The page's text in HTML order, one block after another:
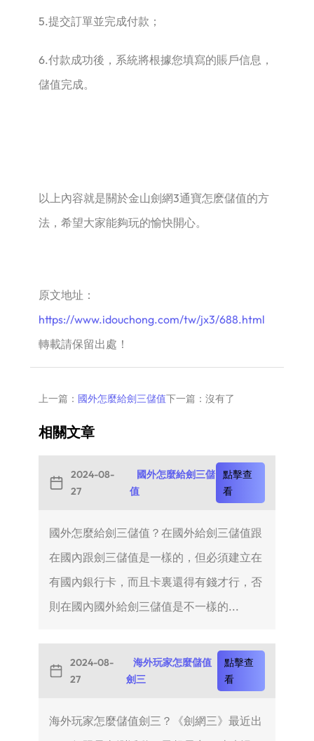
5.提交訂單並完成付款；
6.付款成功後，系統將根據您填寫的賬戶信息，
儲值完成。
以上內容就是關於金山劍網3通寶怎麽儲值的方
法，希望大家能夠玩的愉快開心。
原文地址：
https://www.idouchong.com/tw/jx3/688.html
轉載請保留出處！
上一篇： 國外怎麼給劍三儲值下一篇：沒有了
相關文章
2024-08-
27
國外怎麼給劍三儲
值
點擊查
看
國外怎麼給劍三儲值？在國外給劍三儲值跟
在國內跟劍三儲值是一樣的，但必須建立在
有國內銀行卡，而且卡裏還得有錢才行，否
則在國內國外給劍三儲值是不一樣的...
2024-08-
27
海外玩家怎麼儲值
劍三
點擊查
看
海外玩家怎麼儲值劍三？《劍網三》最近出